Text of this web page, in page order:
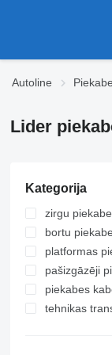
Autoline
Lider
Kategorija
zirgu
bortu
platformas
pašizgāzēji
piekabes
tehnikas